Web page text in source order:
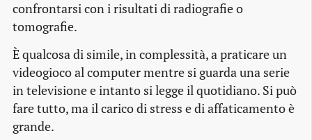
confrontarsi con i risultati di radiografie o
tomografie.
È qualcosa di simile, in complessità, a praticare un
videogioco al computer mentre si guarda una serie
in televisione e intanto si legge il quotidiano. Si può
fare tutto, ma il carico di stress e di affaticamento è
grande.